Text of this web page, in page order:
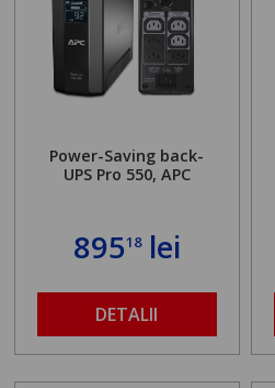
Power-Saving back-
UPS Pro 550, APC
89518lei
DETALII